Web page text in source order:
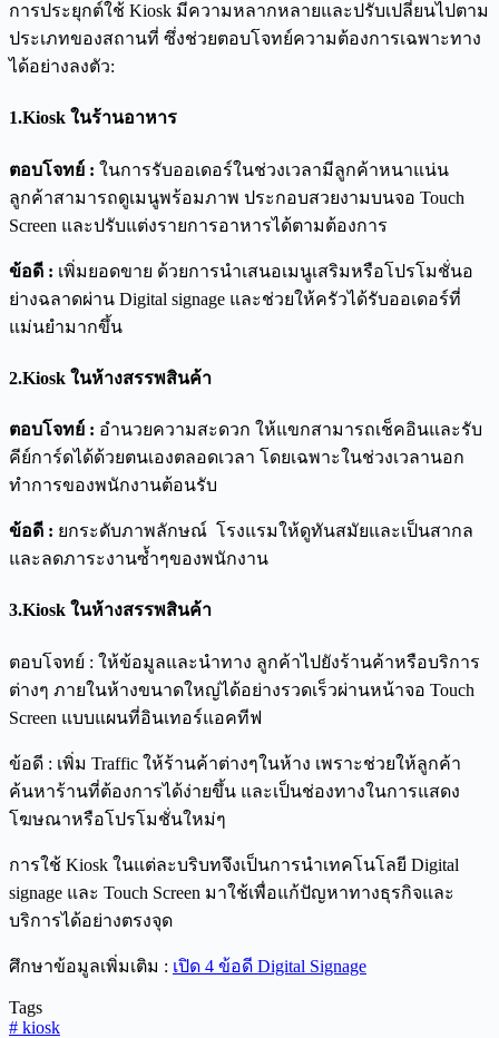
การประยุกต์ใช้ Kiosk มีความหลากหลายและปรับเปลี่ยนไปตาม
ประเภทของสถานที่ ซึ่งช่วยตอบโจทย์ความต้องการเฉพาะทาง
ได้อย่างลงตัว:
1.Kiosk ในร้านอาหาร
ตอบโจทย์ : ในการรับออเดอร์ในช่วงเวลามีลูกค้าหนาแน่น
ลูกค้าสามารถดูเมนูพร้อมภาพ ประกอบสวยงามบนจอ Touch
Screen และปรับแต่งรายการอาหารได้ตามต้องการ
ข้อดี : เพิ่มยอดขาย ด้วยการนำเสนอเมนูเสริมหรือโปรโมชั่นอ
ย่างฉลาดผ่าน Digital signage และช่วยให้ครัวได้รับออเดอร์ที่
แม่นยำมากขึ้น
2.Kiosk ในห้างสรรพสินค้า
ตอบโจทย์ : อำนวยความสะดวก ให้แขกสามารถเช็คอินและรับ
คีย์การ์ดได้ด้วยตนเองตลอดเวลา โดยเฉพาะในช่วงเวลานอก
ทำการของพนักงานต้อนรับ
ข้อดี : ยกระดับภาพลักษณ์ โรงแรมให้ดูทันสมัยและเป็นสากล
และลดภาระงานซ้ำๆของพนักงาน
3.Kiosk ในห้างสรรพสินค้า
ตอบโจทย์ : ให้ข้อมูลและนำทาง ลูกค้าไปยังร้านค้าหรือบริการ
ต่างๆ ภายในห้างขนาดใหญ่ได้อย่างรวดเร็วผ่านหน้าจอ Touch
Screen แบบแผนที่อินเทอร์แอคทีฟ
ข้อดี : เพิ่ม Traffic ให้ร้านค้าต่างๆในห้าง เพราะช่วยให้ลูกค้า
ค้นหาร้านที่ต้องการได้ง่ายขึ้น และเป็นช่องทางในการแสดง
โฆษณาหรือโปรโมชั่นใหม่ๆ
การใช้ Kiosk ในแต่ละบริบทจึงเป็นการนำเทคโนโลยี Digital
signage และ Touch Screen มาใช้เพื่อแก้ปัญหาทางธุรกิจและ
บริการได้อย่างตรงจุด
ศึกษาข้อมูลเพิ่มเติม : เปิด 4 ข้อดี Digital Signage
Tags
# kiosk